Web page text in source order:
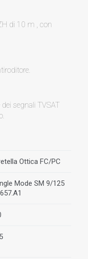
di 10 m , con
segnali TVSAT
Ottica FC/PC
Mode SM 9/125